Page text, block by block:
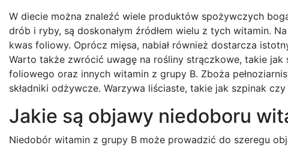
W diecie można znaleźć wiele produktów spożywczych
drób i ryby, są doskonałym źródłem wielu z tych witamin.
kwas foliowy. Oprócz mięsa, nabiał również dostarcza
Warto także zwrócić uwagę na rośliny strączkowe, takie
foliowego oraz innych witamin z grupy B. Zboża
składniki odżywcze. Warzywa liściaste, takie jak szpinak
Jakie są objawy niedoboru
Niedobór witamin z grupy B może prowadzić do szeregu